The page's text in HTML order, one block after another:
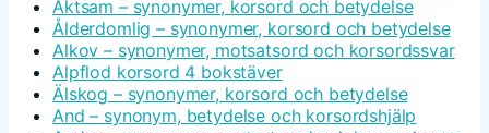
Aktsam – synonymer, korsord och betydelse
Ålderdomlig – synonymer, korsord och betydelse
Alkov – synonymer, motsatsord och korsordssvar
Alpflod korsord 4 bokstäver
Älskog – synonymer, korsord och betydelse
And – synonym, betydelse och korsordshjälp